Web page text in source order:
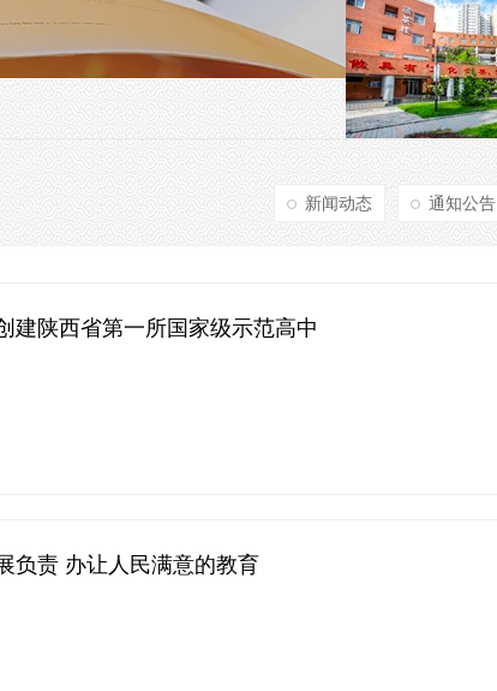
新闻动态 通知公告
建陕西省第一所国家级示范高中
负责 办让人民满意的教育